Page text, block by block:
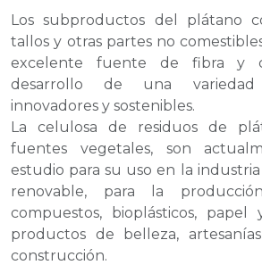
Los subproductos del plátano
tallos y otras partes no
excelente fuente de fibra y
desarrollo de una
innovadores y sostenibles.
La celulosa de residuos de
fuentes vegetales, son
estudio para su uso en la
renovable, para la
compuestos, bioplásticos, papel
productos de belleza,
construcción.